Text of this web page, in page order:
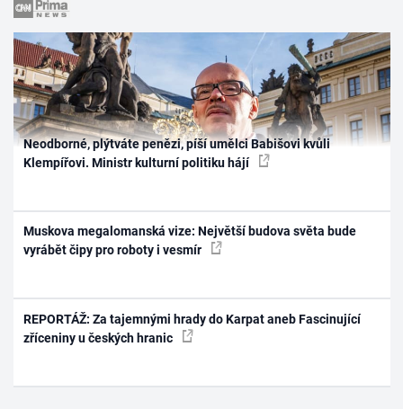
Neodborné, plýtváte penězi, píší umělci Babišovi kvůli
Klempířovi. Ministr kulturní politiku hájí
Muskova megalomanská vize: Největší budova světa bude
vyrábět čipy pro roboty i vesmír
REPORTÁŽ: Za tajemnými hrady do Karpat aneb Fascinující
zříceniny u českých hranic